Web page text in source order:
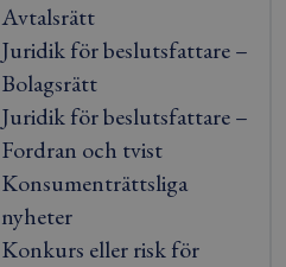
Avtalsrätt
Juridik för beslutsfattare –
Bolagsrätt
Juridik för beslutsfattare –
Fordran och tvist
Konsumenträttsliga
nyheter
Konkurs eller risk för